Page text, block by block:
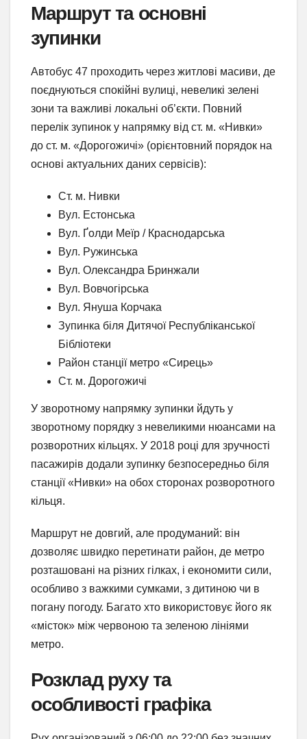
Маршрут та основні
зупинки
Автобус 47 проходить через житлові масиви, де
поєднуються спокійні вулиці, невеликі зелені
зони та важливі локальні об’єкти. Повний
перелік зупинок у напрямку від ст. м. «Нивки»
до ст. м. «Дорогожичі» (орієнтовний порядок на
основі актуальних даних сервісів):
Ст. м. Нивки
Вул. Естонська
Вул. Ґолди Меїр / Краснодарська
Вул. Ружинська
Вул. Олександра Бринжали
Вул. Вовчогірська
Вул. Януша Корчака
Зупинка біля Дитячої Республіканської
Бібліотеки
Район станції метро «Сирець»
Ст. м. Дорогожичі
У зворотному напрямку зупинки йдуть у
зворотному порядку з невеликими нюансами на
розворотних кільцях. У 2018 році для зручності
пасажирів додали зупинку безпосередньо біля
станції «Нивки» на обох сторонах розворотного
кільця.
Маршрут не довгий, але продуманий: він
дозволяє швидко перетинати район, де метро
розташовані на різних гілках, і економити сили,
особливо з важкими сумками, з дитиною чи в
погану погоду. Багато хто використовує його як
«місток» між червоною та зеленою лініями
метро.
Розклад руху та
особливості графіка